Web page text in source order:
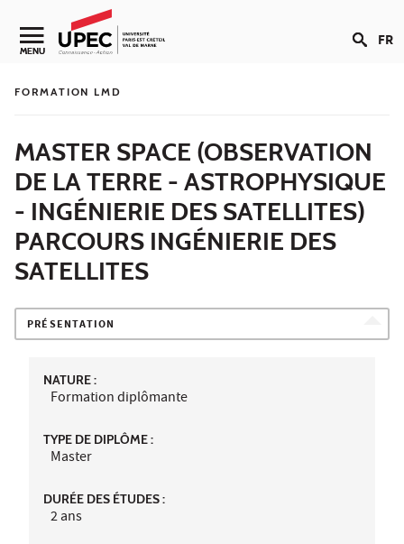
Aller au contenu
Navigation secondaire
MENU FR
FORMATION LMD
MASTER SPACE (OBSERVATION
DE LA TERRE - ASTROPHYSIQUE
- INGÉNIERIE DES SATELLITES)
PARCOURS INGÉNIERIE DES
SATELLITES
PRÉSENTATION
NATURE :
Formation diplômante
TYPE DE DIPLÔME :
Master
DURÉE DES ÉTUDES :
2 ans